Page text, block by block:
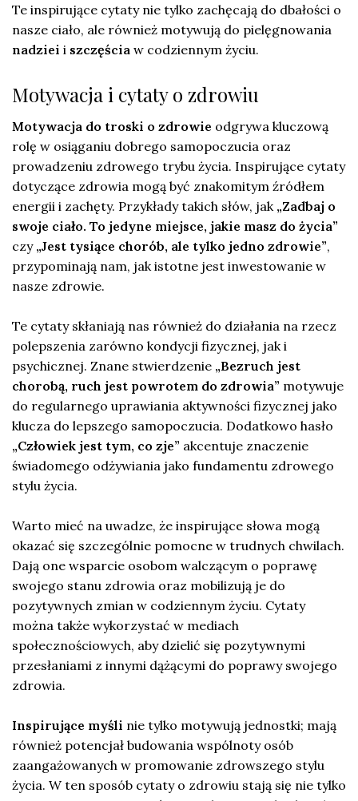
Te inspirujące cytaty nie tylko zachęcają do dbałości o
nasze ciało, ale również motywują do pielęgnowania
nadziei i szczęścia w codziennym życiu.
Motywacja i cytaty o zdrowiu
Motywacja do troski o zdrowie odgrywa kluczową
rolę w osiąganiu dobrego samopoczucia oraz
prowadzeniu zdrowego trybu życia. Inspirujące cytaty
dotyczące zdrowia mogą być znakomitym źródłem
energii i zachęty. Przykłady takich słów, jak „Zadbaj o
swoje ciało. To jedyne miejsce, jakie masz do życia”
czy „Jest tysiące chorób, ale tylko jedno zdrowie”,
przypominają nam, jak istotne jest inwestowanie w
nasze zdrowie.
Te cytaty skłaniają nas również do działania na rzecz
polepszenia zarówno kondycji fizycznej, jak i
psychicznej. Znane stwierdzenie „Bezruch jest
chorobą, ruch jest powrotem do zdrowia” motywuje
do regularnego uprawiania aktywności fizycznej jako
klucza do lepszego samopoczucia. Dodatkowo hasło
„Człowiek jest tym, co zje” akcentuje znaczenie
świadomego odżywiania jako fundamentu zdrowego
stylu życia.
Warto mieć na uwadze, że inspirujące słowa mogą
okazać się szczególnie pomocne w trudnych chwilach.
Dają one wsparcie osobom walczącym o poprawę
swojego stanu zdrowia oraz mobilizują je do
pozytywnych zmian w codziennym życiu. Cytaty
można także wykorzystać w mediach
społecznościowych, aby dzielić się pozytywnymi
przesłaniami z innymi dążącymi do poprawy swojego
zdrowia.
Inspirujące myśli nie tylko motywują jednostki; mają
również potencjał budowania wspólnoty osób
zaangażowanych w promowanie zdrowszego stylu
życia. W ten sposób cytaty o zdrowiu stają się nie tylko